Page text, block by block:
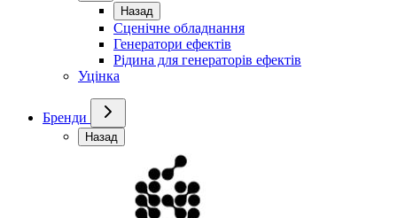
Назад
Сценічне обладнання
Генератори ефектів
Рідина для генераторів ефектів
Уцінка
Бренди
Назад